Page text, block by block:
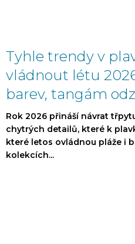
Tyhle trendy v
vládnout létu
barev, tangám
Rok 2026 přináší návrat
chytrých detailů, které k
které letos ovládnou pláže i
kolekcích...